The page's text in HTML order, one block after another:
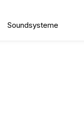
Soundsysteme